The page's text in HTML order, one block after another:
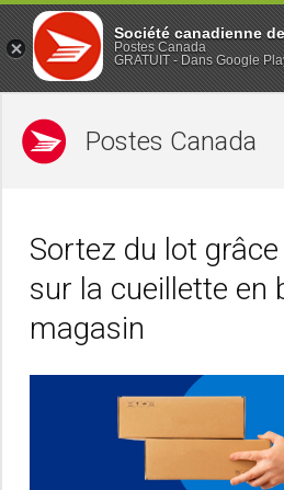
Postes Canada
Sortez du lot
sur la cueillette en
magasin
Société canadienne
Postes Canada
GRATUIT - Dans Google